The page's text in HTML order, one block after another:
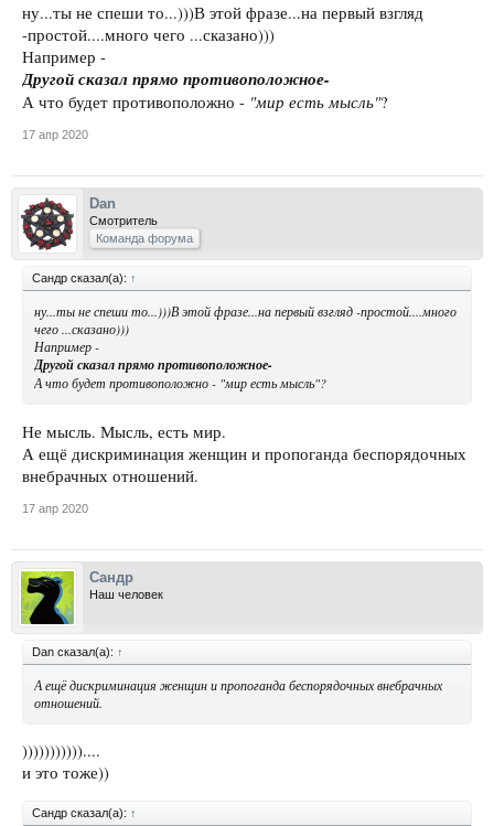
ну...ты не спеши то...)))В этой фразе...на первый взгляд
-простой....много чего ...сказано)))
Например -
Другой сказал прямо противоположное-
А что будет противоположно - "мир есть мысль"?
17 апр 2020
Dan
Смотритель
Команда форума
Сандр сказал(а): ↑
ну...ты не спеши то...)))В этой фразе...на первый взгляд -простой....много
чего ...сказано)))
Например -
Другой сказал прямо противоположное-
А что будет противоположно - "мир есть мысль"?
Не мысль. Мысль, есть мир.
А ещё дискриминация женщин и пропоганда беспорядочных
внебрачных отношений.
17 апр 2020
Сандр
Наш человек
Dan сказал(а): ↑
А ещё дискриминация женщин и пропоганда беспорядочных внебрачных
отношений.
)))))))))))....
и это тоже))
Сандр сказал(а): ↑